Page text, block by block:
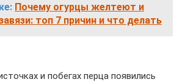
Почему огурцы желтеют и
топ 7 причин и что делать
и побегах перца появились